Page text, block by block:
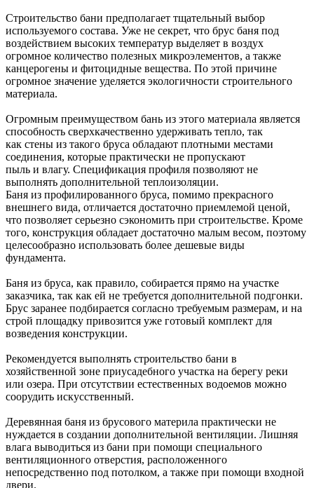
Строительство бани предполагает тщательный выбор
используемого состава. Уже не секрет, что брус баня под
воздействием высоких температур выделяет в воздух
огромное количество полезных микроэлементов, а также
канцерогены и фитоцидные вещества. По этой причине
огромное значение уделяется экологичности строительного
материала.
Огромным преимуществом бань из этого материала является
способность сверхкачественно удерживать тепло, так
как стены из такого бруса обладают плотными местами
соединения, которые практически не пропускают
пыль и влагу. Спецификация профиля позволяют не
выполнять дополнительной теплоизоляции.
Баня из профилированного бруса, помимо прекрасного
внешнего вида, отличается достаточно приемлемой ценой,
что позволяет серьезно сэкономить при строительстве. Кроме
того, конструкция обладает достаточно малым весом, поэтому
целесообразно использовать более дешевые виды
фундамента.
Баня из бруса, как правило, собирается прямо на участке
заказчика, так как ей не требуется дополнительной подгонки.
Брус заранее подбирается согласно требуемым размерам, и на
строй площадку привозится уже готовый комплект для
возведения конструкции.
Рекомендуется выполнять строительство бани в
хозяйственной зоне приусадебного участка на берегу реки
или озера. При отсутствии естественных водоемов можно
соорудить искусственный.
Деревянная баня из брусового материла практически не
нуждается в создании дополнительной вентиляции. Лишняя
влага выводиться из бани при помощи специального
вентиляционного отверстия, расположенного
непосредственно под потолком, а также при помощи входной
двери.